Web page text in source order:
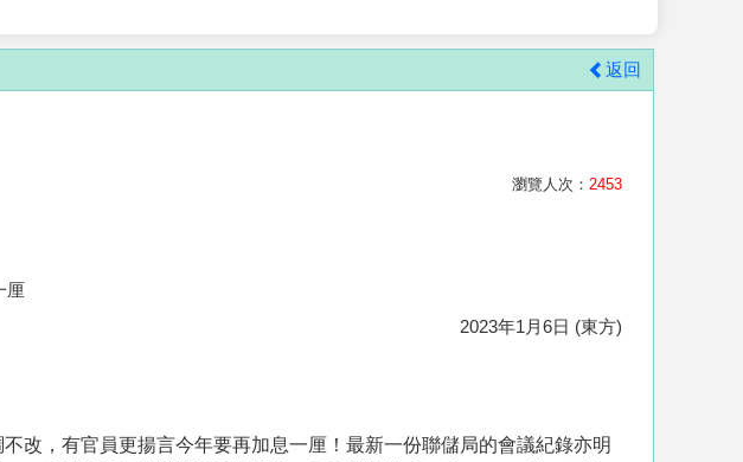
返回
瀏覽人次： 2453
厘
2023年1月6日 (東方)
改，有官員更揚言今年要再加息一厘！最新一份聯儲局的會議紀錄亦明